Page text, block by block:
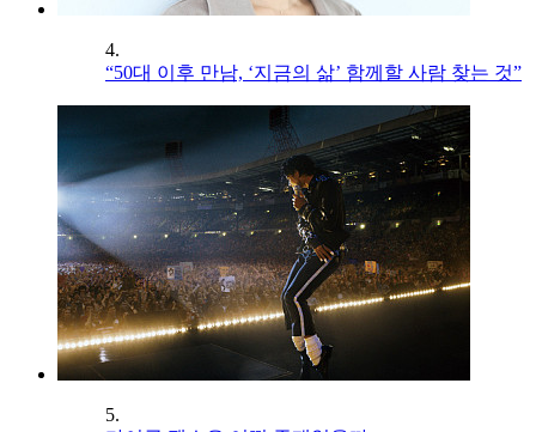
4.
“50대 이후 만남, ‘지금의 삶’ 함께할 사람 찾는 것”
5.